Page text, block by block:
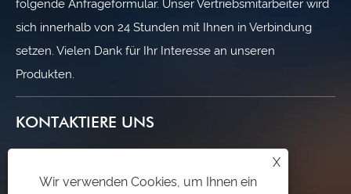
folgende Anfrageformular. Unser Vertriebsmitarbeiter wird
sich innerhalb von 24 Stunden mit Ihnen in Verbindung
setzen. Vielen Dank für Ihr Interesse an unseren
Produkten.
KONTAKTIERE UNS
X
Wir verwenden Cookies, um Ihnen ein